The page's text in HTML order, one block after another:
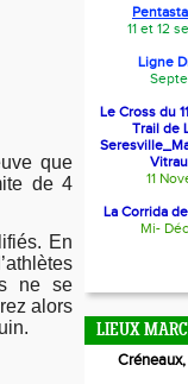
que
de 4
En
ne se
alors
11 et 12
Ligne
Le Cross du
Trail de
11
La Corrida
Mi-
LIEUX